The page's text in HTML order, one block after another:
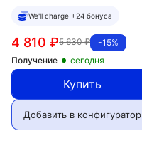
We'll charge +24 бонуса
-15%
5 630₽
4 810 ₽
Получение сегодня
Купить
Добавить в конфигуратор